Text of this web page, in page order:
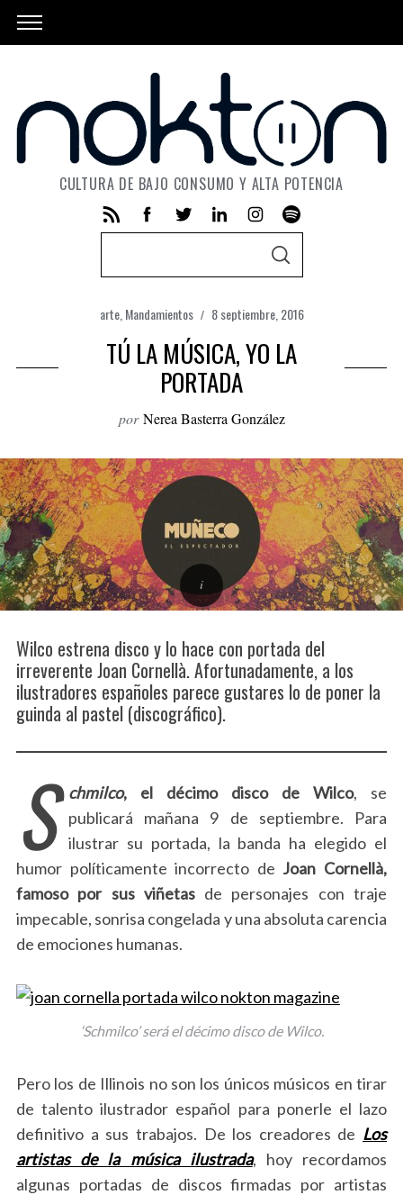
CULTURA DE BAJO CONSUMO Y ALTA POTENCIA
r
c
:
S
C
H
arte,Mandamientos 8 septiembre, 2016
TÚ LA MÚSICA, YO LA
PORTADA
por Nerea Basterra González
Wilco estrena disco y lo hace con portada del
irreverente Joan Cornellà. Afortunadamente, a los
ilustradores españoles parece gustares lo de poner la
guinda al pastel (discográfico).
S chmilco, el décimo disco de Wilco, se
publicará mañana 9 de septiembre. Para
ilustrar su portada, la banda ha elegido el
humor políticamente incorrecto de Joan Cornellà,
famoso por sus viñetasde personajes con traje
impecable, sonrisa congelada y una absoluta carencia
de emociones humanas.
‘Schmilco’ será el décimo disco de Wilco.
Pero los de Illinois no son los únicos músicos en tirar
de talento ilustrador español para ponerle el lazo
definitivo a sus trabajos. De los creadores de Los
artistas de la música ilustrada, hoy recordamos
algunas portadas de discos firmadas por artistas